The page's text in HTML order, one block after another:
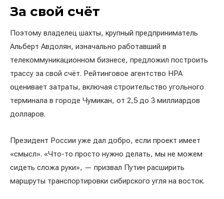
За свой счёт
Поэтому владелец шахты, крупный предприниматель
Альберт Авдолян, изначально работавший в
телекоммуникационном бизнесе, предложил построить
трассу за свой счёт. Рейтинговое агентство HPA
оценивает затраты, включая строительство угольного
терминала в городе Чумикан, от 2,5 до 3 миллиардов
долларов.
Президент России уже дал добро, если проект имеет
«смысл». «Что-то просто нужно делать, мы не можем
сидеть сложа руки», — призвал Путин расширить
маршруты транспортировки сибирского угля на восток.